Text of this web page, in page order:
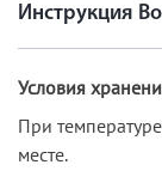
Инструкция
Условия
При
месте.